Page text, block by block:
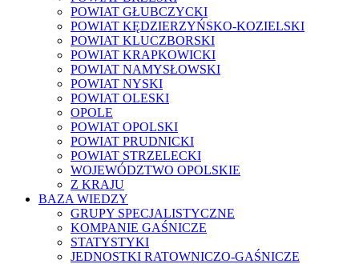
POWIAT GŁUBCZYCKI
POWIAT KĘDZIERZYŃSKO-KOZIELSKI
POWIAT KLUCZBORSKI
POWIAT KRAPKOWICKI
POWIAT NAMYSŁOWSKI
POWIAT NYSKI
POWIAT OLESKI
OPOLE
POWIAT OPOLSKI
POWIAT PRUDNICKI
POWIAT STRZELECKI
WOJEWÓDZTWO OPOLSKIE
Z KRAJU
BAZA WIEDZY
GRUPY SPECJALISTYCZNE
KOMPANIE GAŚNICZE
STATYSTYKI
JEDNOSTKI RATOWNICZO-GAŚNICZE